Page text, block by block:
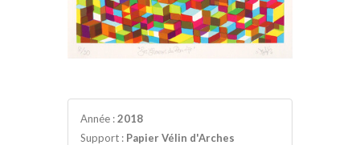
Année :2018
Support : Papier Vélin d'Arches